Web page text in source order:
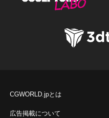
CGWORLD.jpとは
広告掲載について